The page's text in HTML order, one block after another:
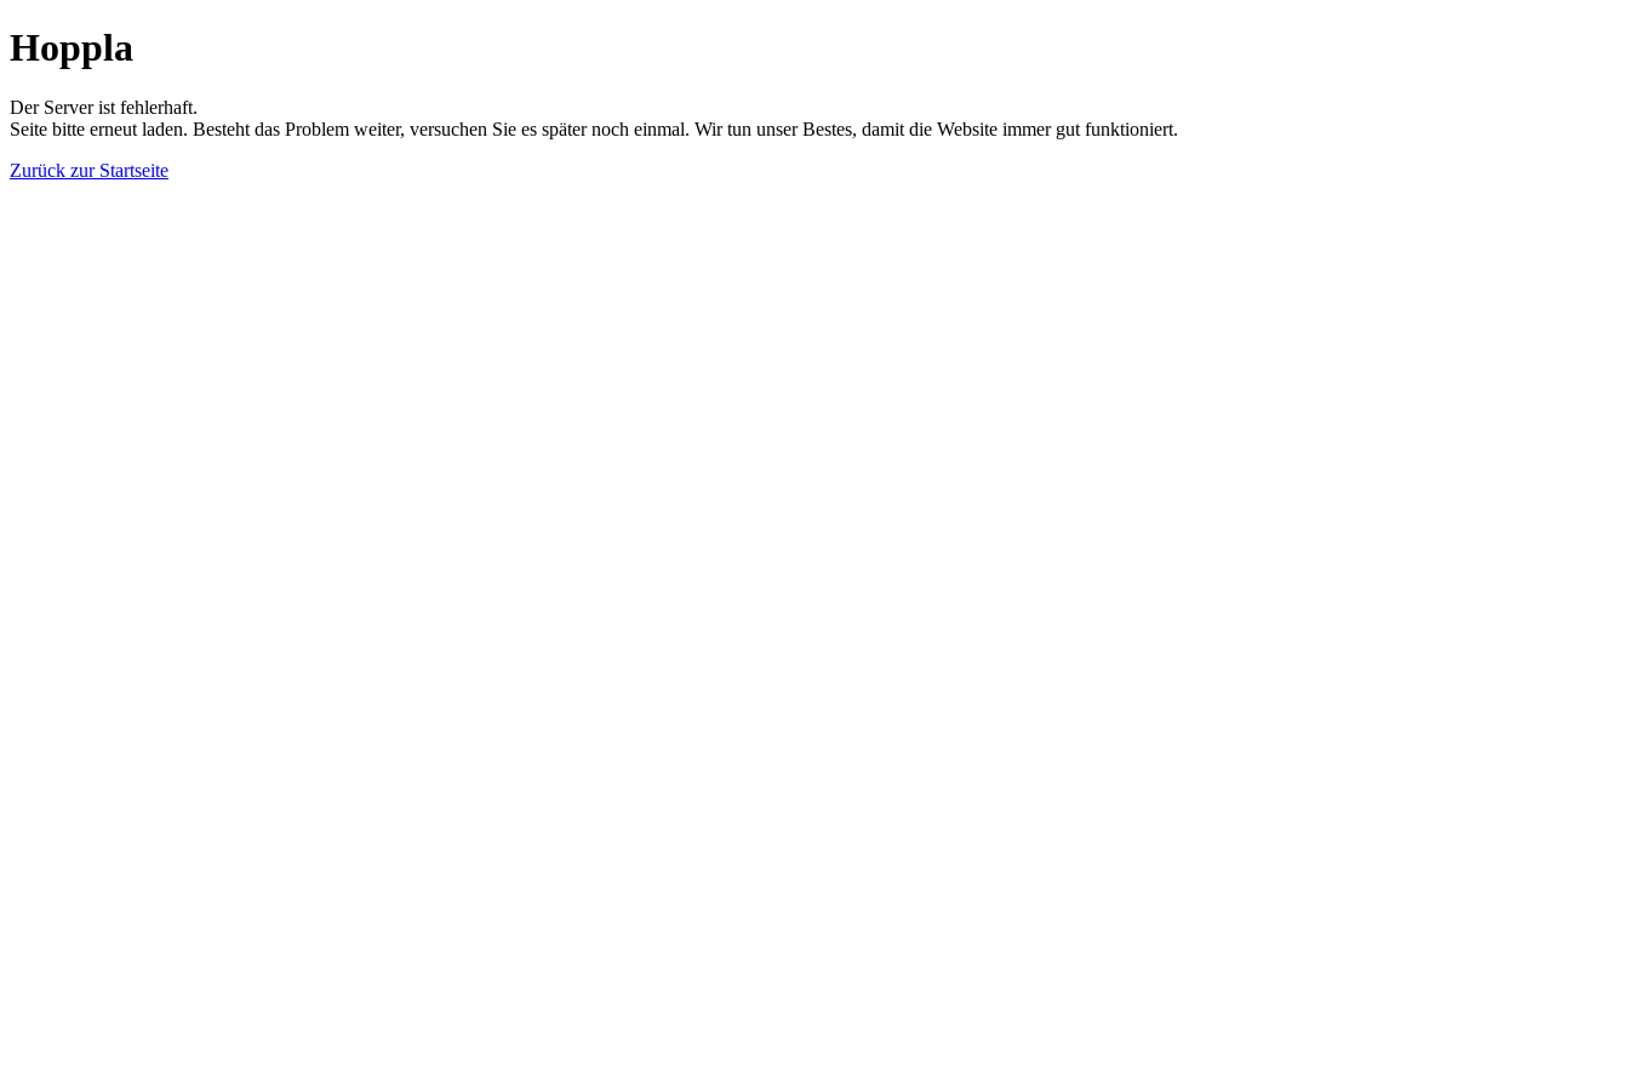
Hoppla
Der Server ist fehlerhaft.
Seite bitte erneut laden. Besteht das Problem weiter, versuchen Sie es später noch einmal. Wir tun unser Bestes, damit die Website immer gut funktioniert.
Zurück zur Startseite